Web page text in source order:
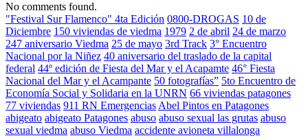
No comments found.
"Festival Sur Flamenco" 4ta Edición 0800-DROGAS 10 de
Diciembre 150 viviendas de viedma 1979 2 de abril 24 de marzo
247 aniversario Viedma 25 de mayo 3rd Track 3° Encuentro
Nacional por la Niñez 40 aniversario del traslado de la capital
federal 44º edición de Fiesta del Mar y el Acapamte 46° Fiesta
Nacional del Mar y el Acampante 50 fotografías” 5to Encuentro de
Economía Social y Solidaria en la UNRN 66 viviendas patagones
77 viviendas 911 RN Emergencias Abel Pintos en Patagones
abigeato abigeato Patagones abuso abuso sexual las grutas abuso
sexual viedma abuso Viedma accidente avioneta villalonga